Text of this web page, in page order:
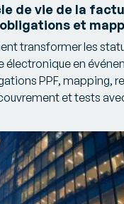
de vie de la
et
transformer les
électronique en
PPF, mapping,
et tests